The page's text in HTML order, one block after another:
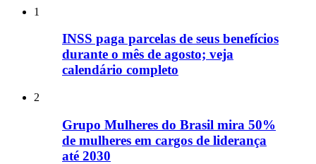
1
INSS paga parcelas de seus benefícios
durante o mês de agosto; veja
calendário completo
2
Grupo Mulheres do Brasil mira 50%
de mulheres em cargos de liderança
até 2030